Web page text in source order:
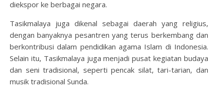
diekspor ke berbagai negara.
Tasikmalaya juga dikenal sebagai daerah yang religius,
dengan banyaknya pesantren yang terus berkembang dan
berkontribusi dalam pendidikan agama Islam di Indonesia.
Selain itu, Tasikmalaya juga menjadi pusat kegiatan budaya
dan seni tradisional, seperti pencak silat, tari-tarian, dan
musik tradisional Sunda.